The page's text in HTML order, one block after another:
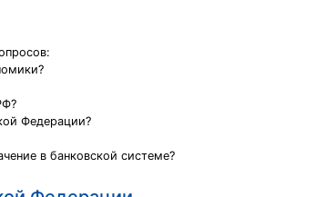
Федерации?
в банковской системе?